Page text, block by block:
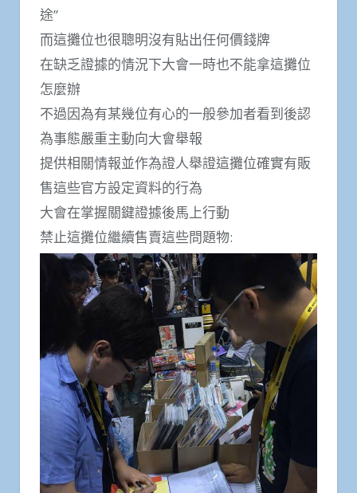
途”
而這攤位也很聰明沒有貼出任何價錢牌
在缺乏證據的情況下大會一時也不能拿這攤位
怎麼辦
不過因為有某幾位有心的一般參加者看到後認
為事態嚴重主動向大會舉報
提供相關情報並作為證人舉證這攤位確實有販
售這些官方設定資料的行為
大會在掌握關鍵證據後馬上行動
禁止這攤位繼續售賣這些問題物: